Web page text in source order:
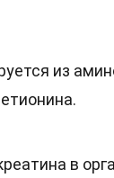
из
в